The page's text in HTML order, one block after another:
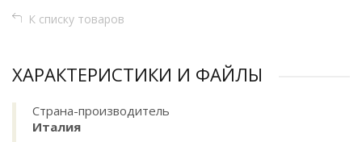
К списку товаров
ХАРАКТЕРИСТИКИ И ФАЙЛЫ
Страна-производитель
Италия